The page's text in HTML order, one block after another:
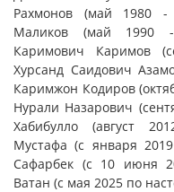
Рахмонов (май 1980
Маликов (май 1990 -
Каримович Каримов
Хурсанд Саидович
Каримжон Кодиров
Нурали Назарович
Хабибулло (август
Мустафа (с января
Сафарбек (с 10 июня
Ватан (с мая 2025 по